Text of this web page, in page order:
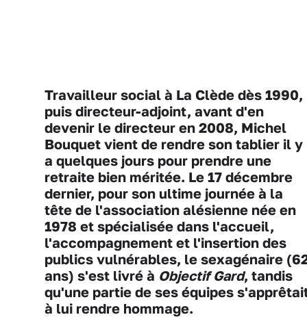
Travailleur social à La Clède dès 1990,
puis directeur-adjoint, avant d'en
devenir le directeur en 2008, Michel
Bouquet vient de rendre son tablier il y
a quelques jours pour prendre une
retraite bien méritée. Le 17 décembre
dernier, pour son ultime journée à la
tête de l'association alésienne née en
1978 et spécialisée dans l'accueil,
l'accompagnement et l'insertion des
publics vulnérables, le sexagénaire
ans) s'est livré à Objectif Gard, tandis
qu'une partie de ses équipes
à lui rendre hommage.